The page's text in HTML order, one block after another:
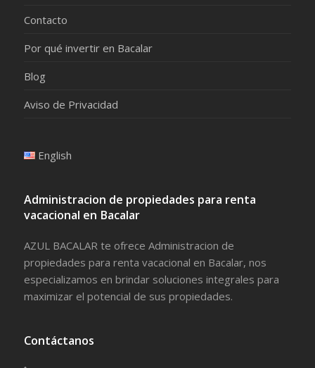
Contacto
Por qué invertir en Bacalar
Blog
Aviso de Privacidad
English
Administracion de propiedades para renta
vacacional en Bacalar
AZUL BACALAR te ofrece Administracion de
propiedades para renta vacacional en Bacalar, nos
especializamos en brindar soluciones integrales para
maximizar el potencial de sus propiedades.
Contáctanos